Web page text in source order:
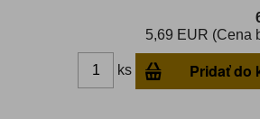
5,69 EUR (Cena
ks Pridať do